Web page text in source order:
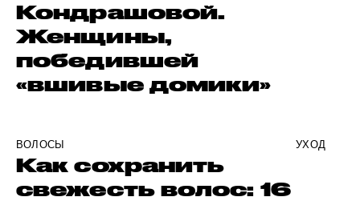
Кондрашовой.
Женщины,
победившей
«вшивые домики»
ВОЛОСЫ УХОД
Как сохранить
свежесть волос: 16